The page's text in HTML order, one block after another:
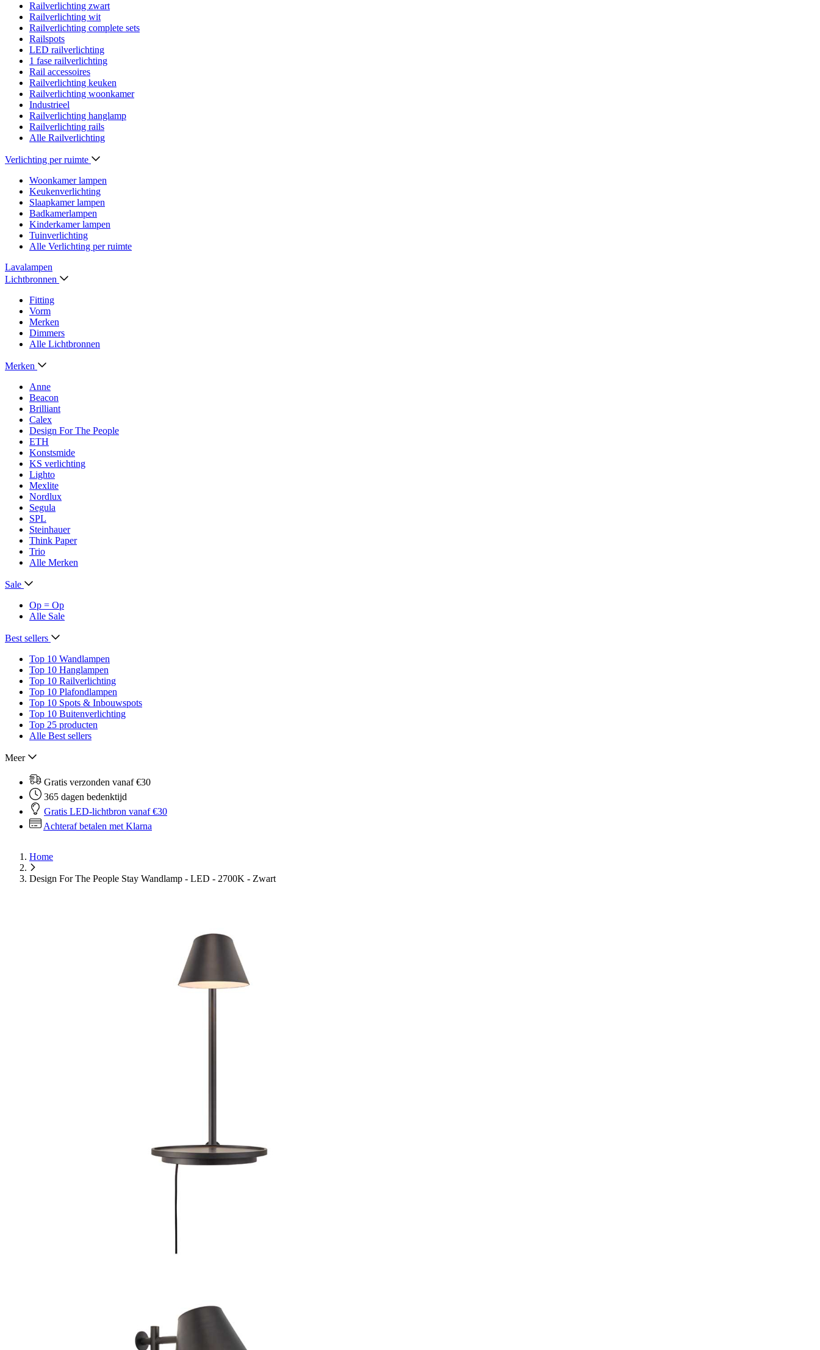
Railverlichting zwart
Railverlichting wit
Railverlichting complete sets
Railspots
LED railverlichting
1 fase railverlichting
Rail accessoires
Railverlichting keuken
Railverlichting woonkamer
Industrieel
Railverlichting hanglamp
Railverlichting rails
Alle Railverlichting
Verlichting per ruimte
Woonkamer lampen
Keukenverlichting
Slaapkamer lampen
Badkamerlampen
Kinderkamer lampen
Tuinverlichting
Alle Verlichting per ruimte
Lavalampen
Lichtbronnen
Fitting
Vorm
Merken
Dimmers
Alle Lichtbronnen
Merken
Anne
Beacon
Brilliant
Calex
Design For The People
ETH
Konstsmide
KS verlichting
Lighto
Mexlite
Nordlux
Segula
SPL
Steinhauer
Think Paper
Trio
Alle Merken
Sale
Op = Op
Alle Sale
Best sellers
Top 10 Wandlampen
Top 10 Hanglampen
Top 10 Railverlichting
Top 10 Plafondlampen
Top 10 Spots & Inbouwspots
Top 10 Buitenverlichting
Top 25 producten
Alle Best sellers
Meer
Gratis verzonden vanaf €30
365 dagen bedenktijd
Gratis LED-lichtbron vanaf €30
Achteraf betalen met Klarna
Home
Design For The People Stay Wandlamp - LED - 2700K - Zwart